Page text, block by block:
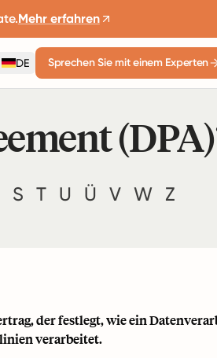
Mehr erfahren
DE Sprechen Sie mit einem Experten
S T U Ü V W Z
der festlegt, wie ein
verarbeitet.